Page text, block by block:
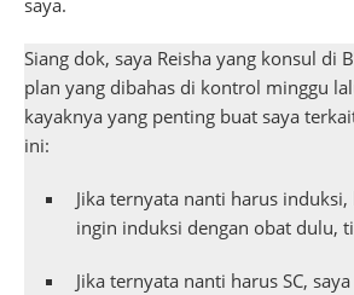
Siang dok, saya Reisha yang konsul di
plan yang dibahas di kontrol minggu
kayaknya yang penting buat saya
ini:
Jika ternyata nanti harus induksi,
ingin induksi dengan obat dulu,
Jika ternyata nanti harus SC,